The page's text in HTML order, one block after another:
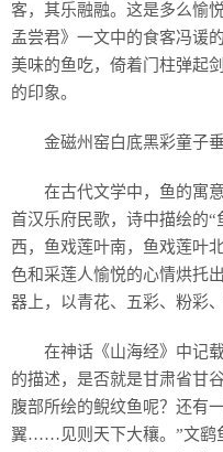
客，其乐融融。这是多么愉
孟尝君》一文中的食客冯谖
美味的鱼吃，倚着门柱弹起
的印象。
金磁州窑白底黑彩童子
在古代文学中，鱼的寓
首汉乐府民歌，诗中描绘的
西，鱼戏莲叶南，鱼戏莲叶
色和采莲人愉悦的心情烘托
器上，以青花、五彩、粉彩
在神话《山海经》中记
的描述，是否就是甘肃省甘
腹部所绘的鲵纹鱼呢？还有
翼……见则天下大穰。”文鹞